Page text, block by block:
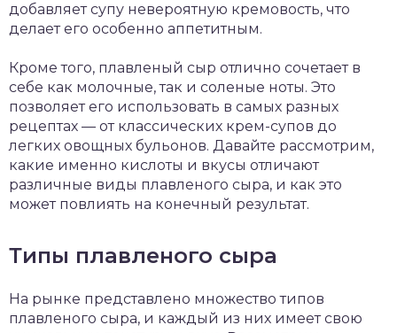
добавляет супу невероятную кремовость, что
делает его особенно аппетитным.
Кроме того, плавленый сыр отлично сочетает в
себе как молочные, так и соленые ноты. Это
позволяет его использовать в самых разных
рецептах — от классических крем-супов до
легких овощных бульонов. Давайте рассмотрим,
какие именно кислоты и вкусы отличают
различные виды плавленого сыра, и как это
может повлиять на конечный результат.
Типы плавленого сыра
На рынке представлено множество типов
плавленого сыра, и каждый из них имеет свою